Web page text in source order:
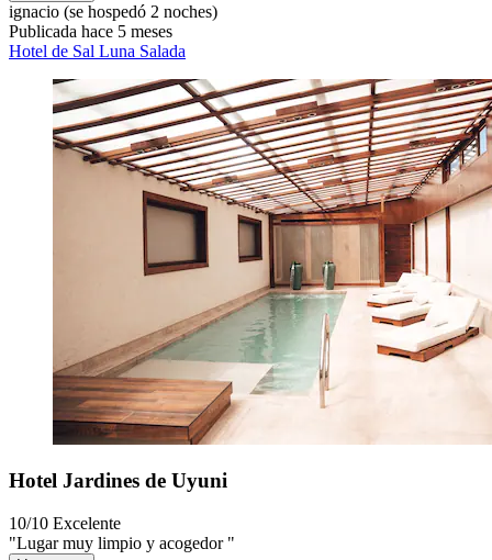
ignacio (se hospedó 2 noches)
Publicada hace 5 meses
Hotel de Sal Luna Salada
Hotel Jardines de Uyuni
10/10 Excelente
"Lugar muy limpio y acogedor "